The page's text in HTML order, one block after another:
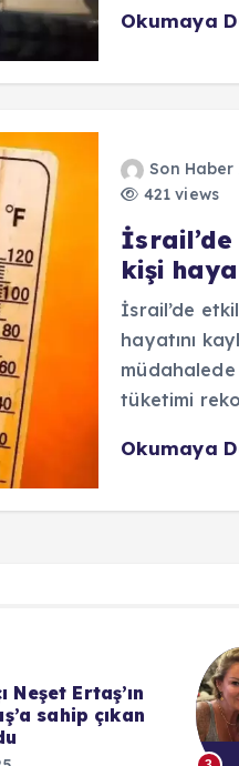
Okumaya
Son Haber
421 views
İsrail’de
kişi
İsrail’de
hayatını
tüketimi
Okumaya
Neşet Ertaş’ın
sahip çıkan